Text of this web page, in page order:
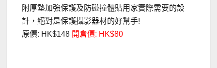
附厚墊加強保護及防碰撞體貼用家實際需要的設
計，絕對是保護攝影器材的好幫手!
原價: HK$148 開倉價: HK$80